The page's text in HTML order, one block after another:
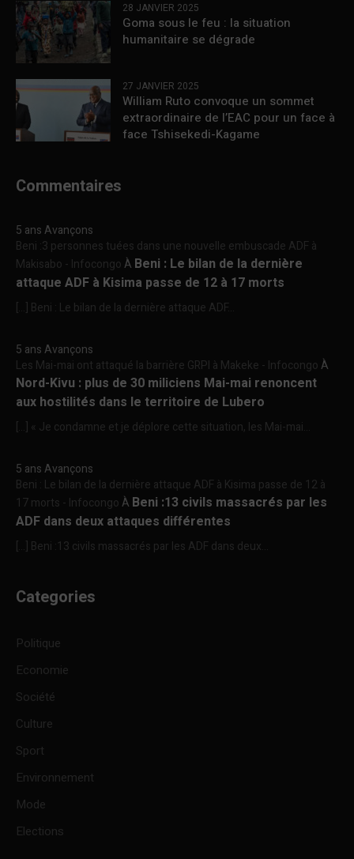
28 JANVIER 2025
Goma sous le feu : la situation
humanitaire se dégrade
27 JANVIER 2025
William Ruto convoque un sommet
extraordinaire de l’EAC pour un face à
face Tshisekedi-Kagame
Commentaires
5 ans Avançons
Beni :3 personnes tuées dans une nouvelle embuscade ADF à
Makisabo - InfocongoÀ Beni : Le bilan de la dernière
attaque ADF à Kisima passe de 12 à 17 morts
[…] Beni : Le bilan de la dernière attaque ADF...
5 ans Avançons
Les Mai-mai ont attaqué la barrière GRPI à Makeke - InfocongoÀ
Nord-Kivu : plus de 30 miliciens Mai-mai renoncent
aux hostilités dans le territoire de Lubero
[…] « Je condamne et je déplore cette situation, les Mai-mai...
5 ans Avançons
Beni : Le bilan de la dernière attaque ADF à Kisima passe de 12 à
17 morts - InfocongoÀ Beni :13 civils massacrés par les
ADF dans deux attaques différentes
[…] Beni :13 civils massacrés par les ADF dans deux...
Categories
Politique
Economie
Société
Culture
Sport
Environnement
Mode
Elections